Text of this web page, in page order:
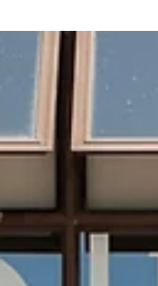
Por la campaña de
Vizzotti al momento
presidente del HCD